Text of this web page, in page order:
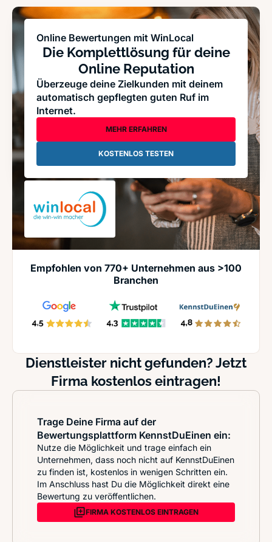
Online Bewertungen mit WinLocal
Die Komplettlösung für deine
Online Reputation
Überzeuge deine Zielkunden mit deinem
automatisch gepflegten guten Ruf im
Internet.
MEHR ERFAHREN
KOSTENLOS TESTEN
Empfohlen von 770+ Unternehmen aus >100
Branchen
Dienstleister nicht gefunden? Jetzt
Firma kostenlos eintragen!
Trage Deine Firma auf der
Bewertungsplattform KennstDuEinen ein:
Nutze die Möglichkeit und trage einfach ein
Unternehmen, dass noch nicht auf KennstDuEinen
zu finden ist, kostenlos in wenigen Schritten ein.
Im Anschluss hast Du die Möglichkeit direkt eine
Bewertung zu veröffentlichen.
FIRMA KOSTENLOS EINTRAGEN